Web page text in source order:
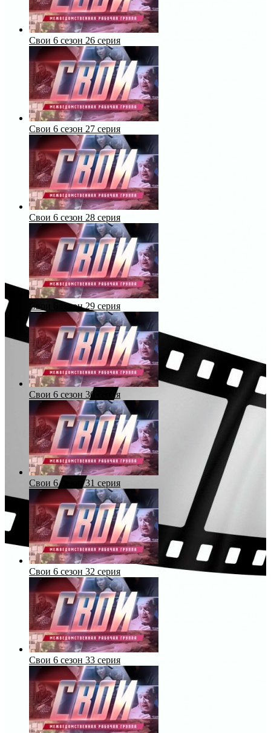
Свои 6 сезон 26 серия
Свои 6 сезон 27 серия
Свои 6 сезон 28 серия
Свои 6 сезон 29 серия
Свои 6 сезон 30 серия
Свои 6 сезон 31 серия
Свои 6 сезон 32 серия
Свои 6 сезон 33 серия